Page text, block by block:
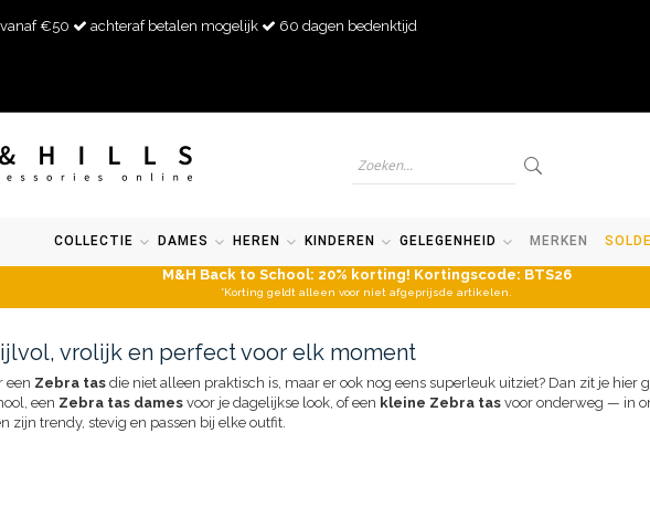
€50 achteraf betalen mogelijk 60 dagen bedenktijd
COLLECTIE DAMES HEREN KINDEREN GELEGENHEID MERKEN
M&H Back to School: 20% korting! Kortingscode: BTS26
*Korting geldt alleen voor niet afgeprijsde artikelen.
vrolijk en perfect voor elk moment
een Zebra tas die niet alleen praktisch is, maar er ook nog eens superleuk uitziet? Dan zit je hier
een Zebra tas dames voor je dagelijkse look, of een kleine Zebra tas voor onderweg — in
zijn trendy, stevig en passen bij elke outfit.